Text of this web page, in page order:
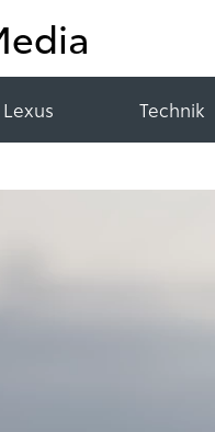
Lexus Technik